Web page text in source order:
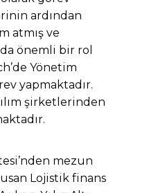
ardından
atmış ve
önemli bir rol
Yönetim
yapmaktadır.
şirketlerinden
mezun
Lojistik finans